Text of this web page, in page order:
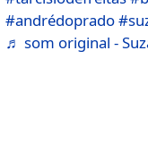
#andrédoprado
♬ som original -